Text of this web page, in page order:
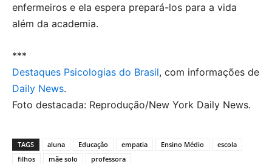
enfermeiros e ela espera prepará-los para a vida
além da academia.
***
Destaques Psicologias do Brasil, com informações de
Daily News.
Foto destacada: Reprodução/New York Daily News.
TAGS aluna Educação empatia Ensino Médio
escola
filhos
mãe solo professora